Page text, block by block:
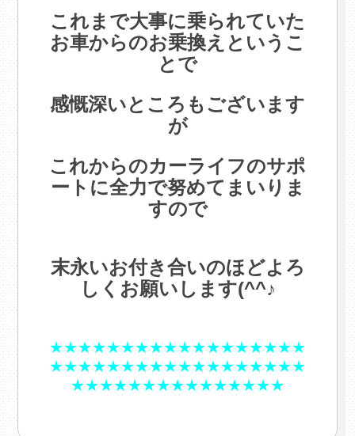
これまで大事に乗られていた
お車からのお乗換えというこ
とで
感慨深いところもございます
が
これからのカーライフのサポ
ートに全力で努めてまいりま
すので
末永いお付き合いのほどよろ
しくお願いします(^^♪
★★★★★★★★★★★★★★★★★★
★★★★★★★★★★★★★★★★★★
★★★★★★★★★★★★★★★